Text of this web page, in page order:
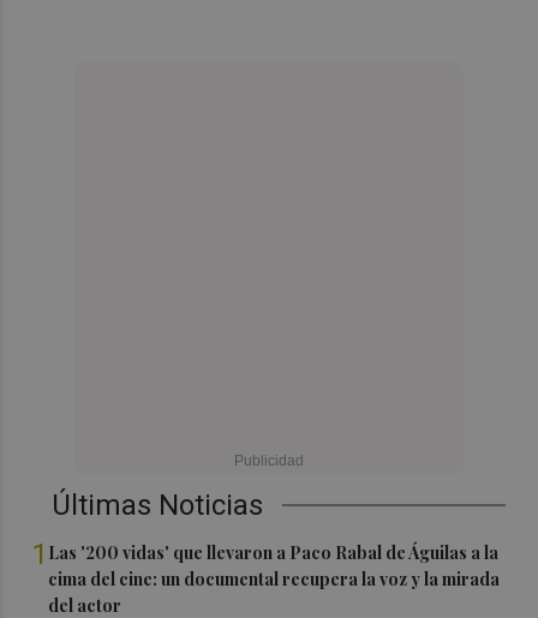
Últimas Noticias
1 Las '200 vidas' que llevaron a Paco Rabal de Águilas a la
cima del cine: un documental recupera la voz y la mirada
del actor